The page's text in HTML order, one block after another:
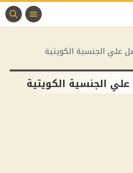
علي الجنسية الكويتية
الجنسية الكويتية